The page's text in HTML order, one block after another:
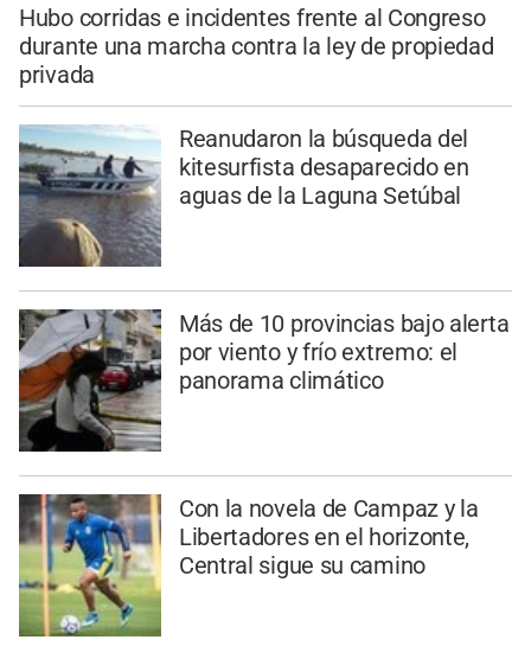
Hubo corridas e incidentes frente al Congreso
durante una marcha contra la ley de propiedad
privada
Reanudaron la búsqueda del
kitesurfista desaparecido en
aguas de la Laguna Setúbal
Más de 10 provincias bajo alerta
por viento y frío extremo: el
panorama climático
Con la novela de Campaz y la
Libertadores en el horizonte,
Central sigue su camino